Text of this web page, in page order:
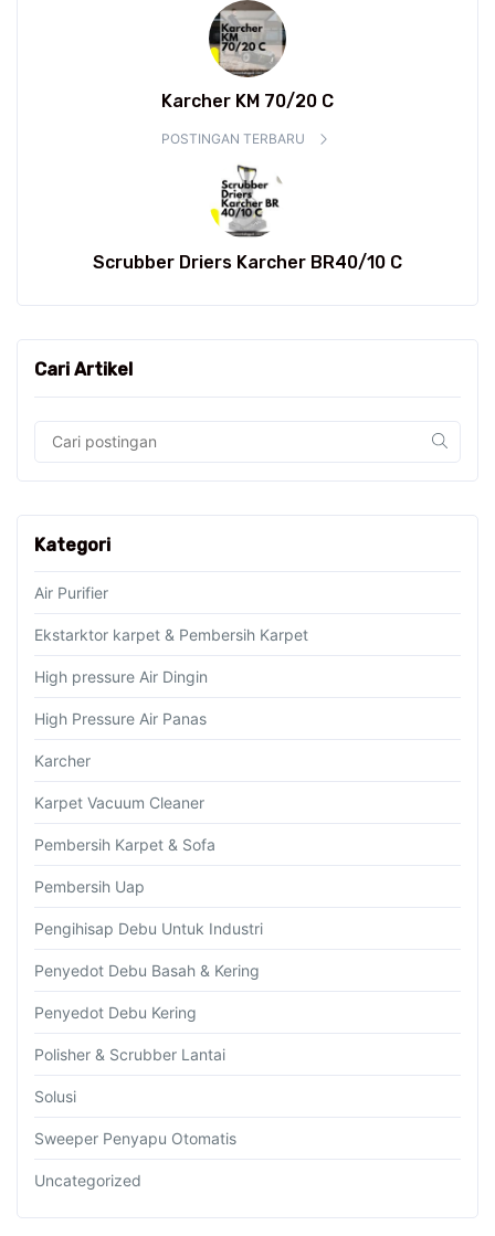
Karcher KM 70/20 C
POSTINGAN TERBARU
Scrubber Driers Karcher BR40/10 C
Cari Artikel
Kategori
Air Purifier
Ekstarktor karpet & Pembersih Karpet
High pressure Air Dingin
High Pressure Air Panas
Karcher
Karpet Vacuum Cleaner
Pembersih Karpet & Sofa
Pembersih Uap
Pengihisap Debu Untuk Industri
Penyedot Debu Basah & Kering
Penyedot Debu Kering
Polisher & Scrubber Lantai
Solusi
Sweeper Penyapu Otomatis
Uncategorized